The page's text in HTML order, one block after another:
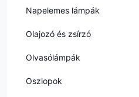
Napelemes lámpák
Olajozó és zsírzó
Olvasólámpák
Oszlopok